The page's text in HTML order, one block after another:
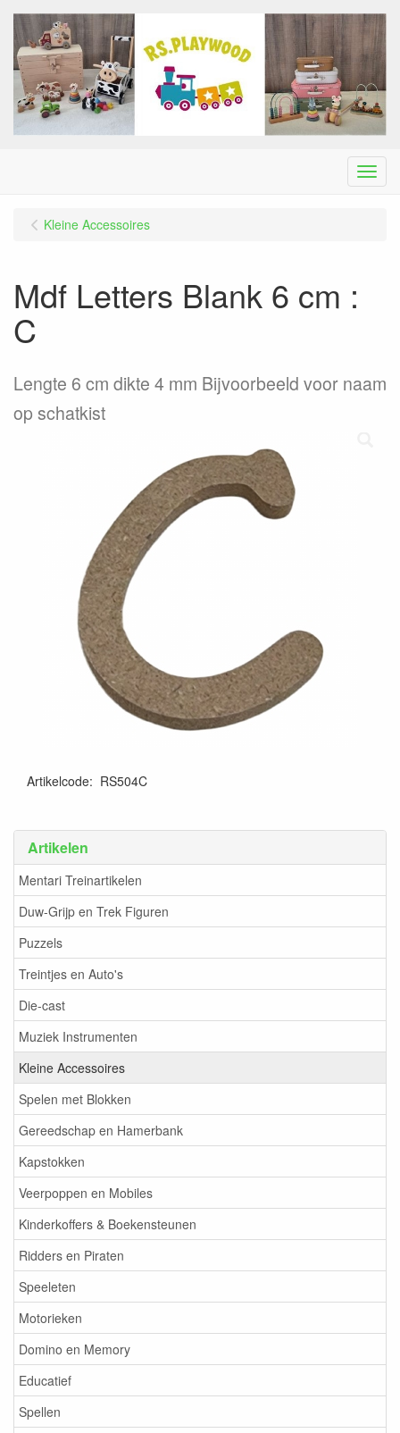
Menu
Artikelen
Mentari Treinartikelen
Duw-Grijp en Trek Figuren
Puzzels
Treintjes en Auto's
Die-cast
Muziek Instrumenten
Kleine Accessoires
Spelen met Blokken
Gereedschap en Hamerbank
Kapstokken
Veerpoppen en Mobiles
Kinderkoffers & Boekensteunen
Ridders en Piraten
Speeleten
Motorieken
Domino en Memory
Educatief
Spellen
Kleine Accessoires
Mdf Letters Blank 6 cm :
C
Lengte 6 cm dikte 4 mm Bijvoorbeeld voor naam
op schatkist
Artikelcode: RS504C